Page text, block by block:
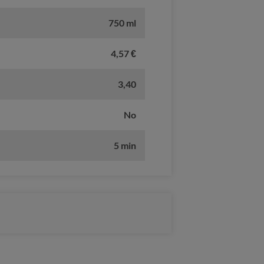
750 ml
4,57 €
3,40
No
5 min